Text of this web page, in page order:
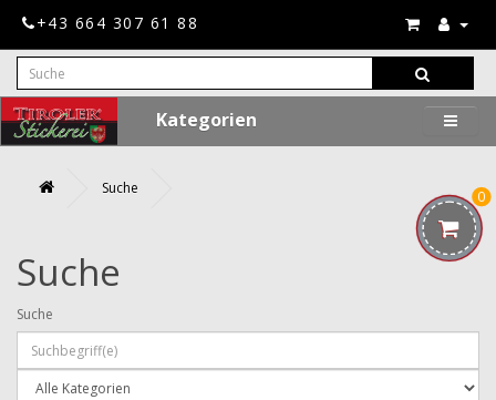
+43 664 307 61 88
0
Kategorien
Suche
Suche
Suche